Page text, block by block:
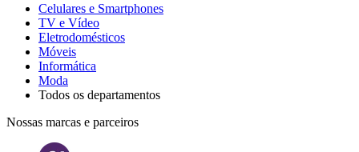
Celulares e Smartphones
TV e Vídeo
Eletrodomésticos
Móveis
Informática
Moda
Todos os departamentos
Nossas marcas e parceiros